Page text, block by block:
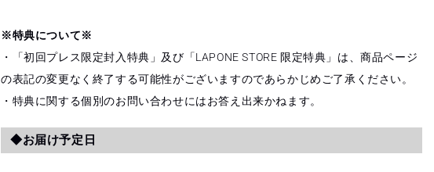
※特典について※
・「初回プレス限定封入特典」及び「LAPONE STORE 限定特典」は、商品ページ
の表記の変更なく終了する可能性がございますのであらかじめご了承ください。
・特典に関する個別のお問い合わせにはお答え出来かねます。
◆お届け予定日